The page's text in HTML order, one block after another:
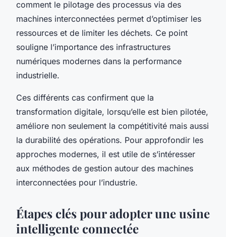
comment le pilotage des processus via des
machines interconnectées permet d’optimiser les
ressources et de limiter les déchets. Ce point
souligne l’importance des infrastructures
numériques modernes dans la performance
industrielle.
Ces différents cas confirment que la
transformation digitale, lorsqu’elle est bien pilotée,
améliore non seulement la compétitivité mais aussi
la durabilité des opérations. Pour approfondir les
approches modernes, il est utile de s’intéresser
aux méthodes de gestion autour des machines
interconnectées pour l’industrie.
Étapes clés pour adopter une usine
intelligente connectée